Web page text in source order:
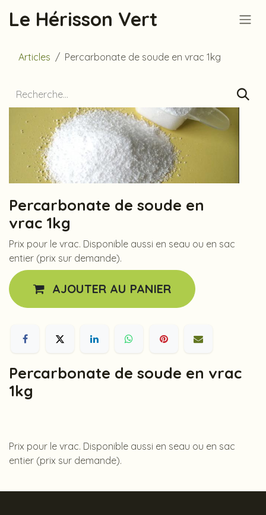
Se rendre au contenu
Le Hérisson Vert
Articles Percarbonate de soude en vrac 1kg
Percarbonate de soude en
vrac 1kg
Prix pour le vrac. Disponible aussi en seau ou en sac
entier (prix sur demande).
AJOUTER AU PANIER
Percarbonate de soude en vrac
1kg
Prix pour le vrac. Disponible aussi en seau ou en sac
entier (prix sur demande).